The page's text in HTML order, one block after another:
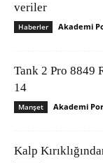
veriler
Haberler Akademi
Tank 2 Pro 8849
14
Manşet Akademi
Kalp